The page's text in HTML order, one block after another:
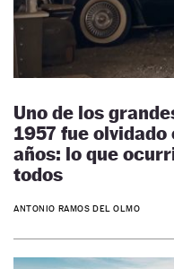
Uno de los
1957 fue
años: lo que
todos
ANTONIO RAMOS DEL OLMO